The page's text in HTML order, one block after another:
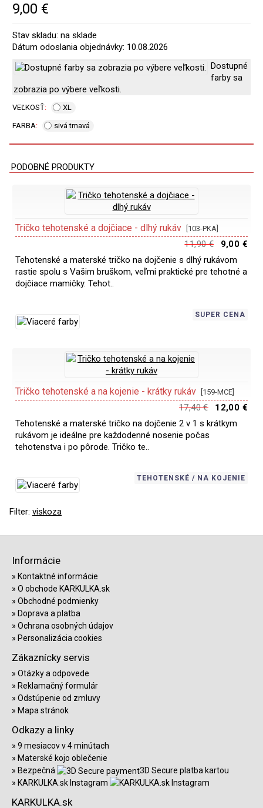
9,00 €
Stav skladu: na sklade
Dátum odoslania objednávky: 10.08.2026
Dostupné
farby sa
zobrazia po výbere veľkosti.
VEĽKOSŤ XL
FARBA sivá tmavá
PODOBNÉ PRODUKTY
SUPER CENA
Tričko tehotenské a dojčiace - dlhý rukáv [103-PKA]
11,90 €
9,00 €
Tehotenské a materské tričko na dojčenie s dlhý rukávom
rastie spolu s Vašim bruškom, veľmi praktické pre tehotné a
dojčiace mamičky. Tehot..
TEHOTENSKÉ / NA KOJENIE
Tričko tehotenské a na kojenie - krátky rukáv [159-MCE]
17,40 €
12,00 €
Tehotenské a materské tričko na dojčenie 2 v 1 s krátkym
rukávom je ideálne pre každodenné nosenie počas
tehotenstva i po pôrode. Tričko te..
Filter: viskoza
Informácie
Kontaktné informácie
O obchode KARKULKA.sk
Obchodné podmienky
Doprava a platba
Ochrana osobných údajov
Personalizácia cookies
Zákaznícky servis
Otázky a odpovede
Reklamačný formulár
Odstúpenie od zmluvy
Mapa stránok
Odkazy a linky
9 mesiacov v 4 minútach
Materské kojo oblečenie
Bezpečná
3D Secure platba kartou
KARKULKA.sk Instagram
KARKULKA.sk